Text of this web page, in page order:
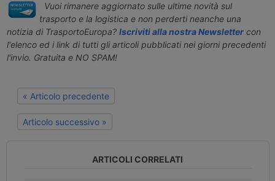
Vuoi rimanere aggiornato sulle ultime novità sul
trasporto e la logistica e non perderti neanche una
notizia di TrasportoEuropa? Iscriviti alla nostra Newslettercon
l'elenco ed i link di tutti gli articoli pubblicati nei giorni precedenti
l'invio. Gratuita e NO SPAM!
« Articolo precedente
Articolo successivo »
ARTICOLI CORRELATI